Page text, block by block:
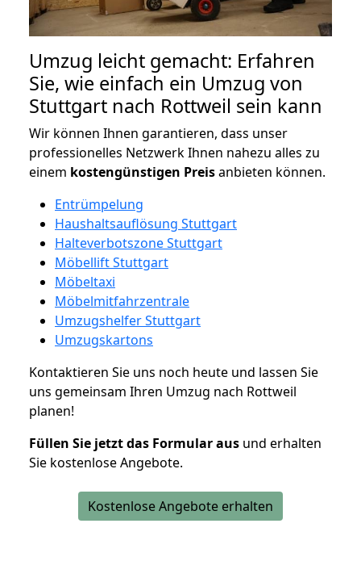
Umzug leicht gemacht: Erfahren
Sie, wie einfach ein Umzug von
Stuttgart nach Rottweil sein kann
Wir können Ihnen garantieren, dass unser
professionelles Netzwerk Ihnen nahezu alles zu
einem kostengünstigen Preisanbieten können.
Entrümpelung
Haushaltsauflösung Stuttgart
Halteverbotszone Stuttgart
Möbellift Stuttgart
Möbeltaxi
Möbelmitfahrzentrale
Umzugshelfer Stuttgart
Umzugskartons
Kontaktieren Sie uns noch heute und lassen Sie
uns gemeinsam Ihren Umzug nach Rottweil
planen!
Füllen Sie jetzt das Formular aus und erhalten
Sie kostenlose Angebote.
Kostenlose Angebote erhalten